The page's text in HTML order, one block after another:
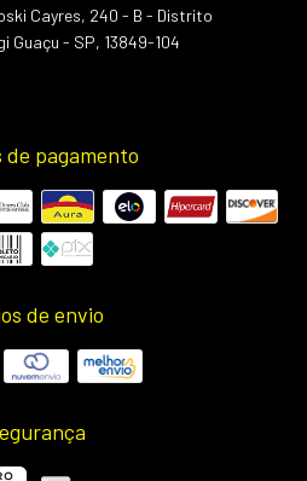
Cayres, 240 - B - Distrito
Guaçu - SP, 13849-104
de pagamento
de envio